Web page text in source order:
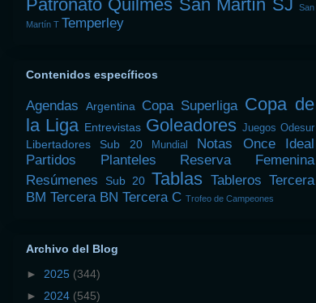
Patronato Quilmes San Martín SJ
San
Martín T Temperley
Contenidos específicos
Agendas Argentina Copa Superliga Copa de
la Liga Entrevistas Goleadores Juegos Odesur
Libertadores Sub 20 Mundial Notas
Once Ideal
Partidos
Planteles
Reserva Femenina
Resúmenes
Sub 20 Tablas Tableros Tercera
BM Tercera BN Tercera C Trofeo de Campeones
Archivo del Blog
► 2025 (344)
► 2024 (545)